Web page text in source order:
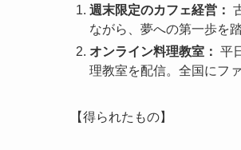
週末限定のカフェ経営：
ながら、夢への第一歩を
オンライン料理教室： 平
理教室を配信。全国にフ
【得られたもの】